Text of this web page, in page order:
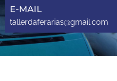
E-MAIL
tallerdaferarias@gmail.com